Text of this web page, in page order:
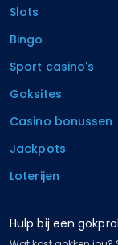
Slots
Bingo
Sport casino's
Goksites
Casino bonussen
Jackpots
Loterijen
Hulp bij een